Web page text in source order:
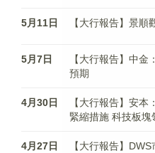
5月11日 【大行報告】景
5月7日
【大行報告】中
預期
4月30日
【大行報告】安
緊縮措施 科技板塊
4月27日
【大行報告】